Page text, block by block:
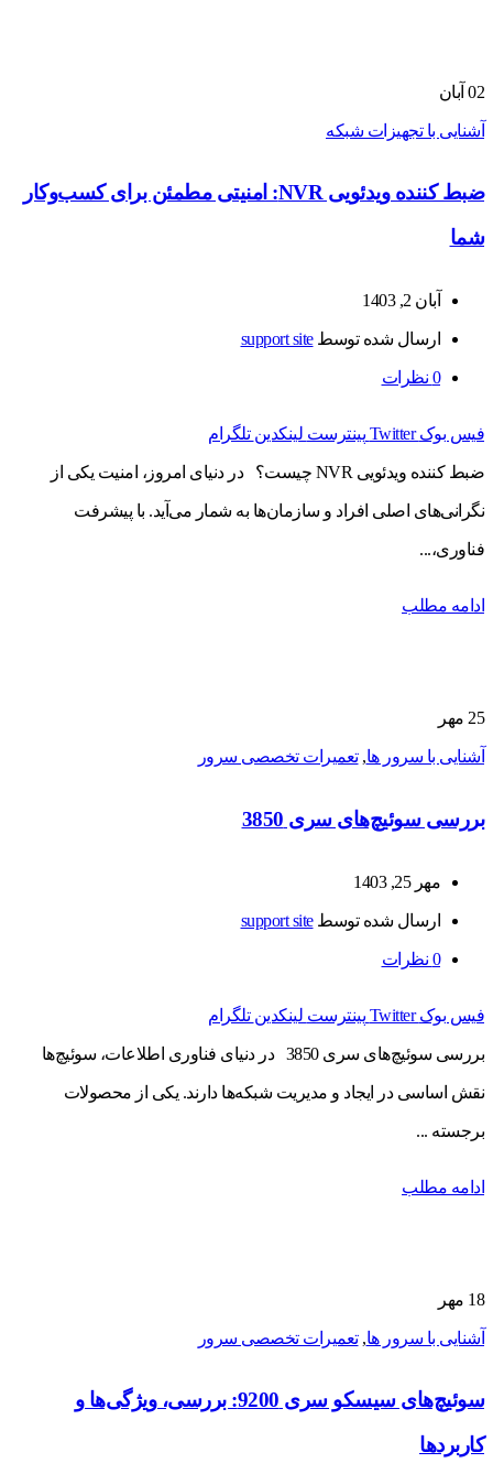
02 آبان
آشنایی با تجهیزات شبکه
ضبط کننده ویدئویی NVR: امنیتی مطمئن برای کسب‌وکار
شما
آبان 2, 1403
ارسال شده توسطsupport site
0 نظرات
فیس بوک Twitter پینترست لینکدین تلگرام
ضبط کننده ویدئویی NVR چیست؟ در دنیای امروز، امنیت یکی از
نگرانی‌های اصلی افراد و سازمان‌ها به شمار می‌آید. با پیشرفت
فناوری،...
ادامه مطلب
25 مهر
آشنایی با سرور ها,تعمیرات تخصصی سرور
بررسی سوئیچ‌های سری 3850
مهر 25, 1403
ارسال شده توسطsupport site
0 نظرات
فیس بوک Twitter پینترست لینکدین تلگرام
بررسی سوئیچ‌های سری 3850 در دنیای فناوری اطلاعات، سوئیچ‌ها
نقش اساسی در ایجاد و مدیریت شبکه‌ها دارند. یکی از محصولات
برجسته ...
ادامه مطلب
18 مهر
آشنایی با سرور ها,تعمیرات تخصصی سرور
سوئیچ‌های سیسکو سری 9200: بررسی، ویژگی‌ها و
کاربردها